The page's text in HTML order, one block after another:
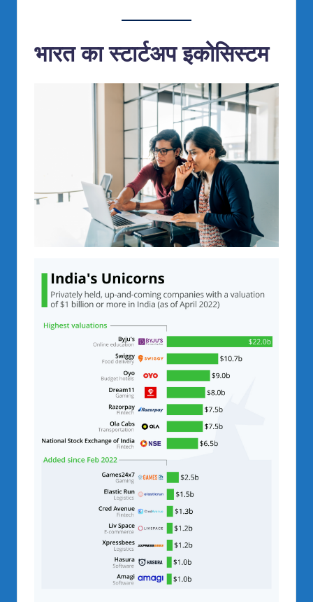
भारत का स्टार्टअप इकोसिस्टम